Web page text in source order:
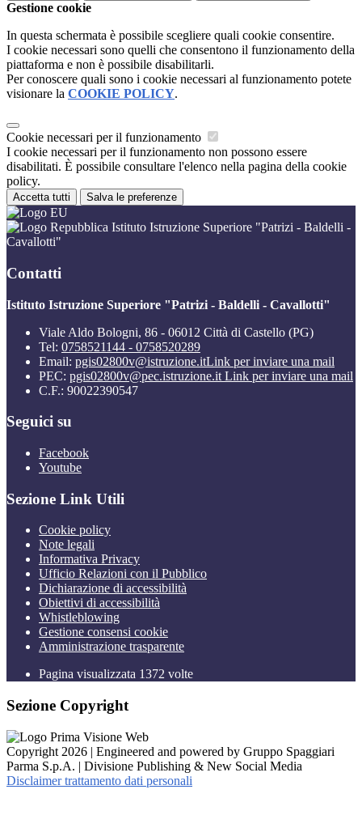
Gestione cookie
In questa schermata è possibile scegliere quali cookie consentire.
I cookie necessari sono quelli che consentono il funzionamento della
piattaforma e non è possibile disabilitarli.
Per conoscere quali sono i cookie necessari al funzionamento potete
visionare la COOKIE POLICY.
Cookie necessari per il funzionamento
I cookie necessari per il funzionamento non possono essere
disabilitati. È possibile consultare l'elenco nella pagina della cookie
policy.
Accetta tutti Salva le preferenze
Istituto Istruzione Superiore "Patrizi - Baldelli -
Cavallotti"
Contatti
Istituto Istruzione Superiore "Patrizi - Baldelli - Cavallotti"
Viale Aldo Bologni, 86 - 06012 Città di Castello (PG)
Tel: 0758521144 - 0758520289
Email: pgis02800v@istruzione.itLink per inviare una mail
PEC: pgis02800v@pec.istruzione.it Link per inviare una mail
C.F.: 90022390547
Seguici su
Facebook
Youtube
Sezione Link Utili
Cookie policy
Note legali
Informativa Privacy
Ufficio Relazioni con il Pubblico
Dichiarazione di accessibilità
Obiettivi di accessibilità
Whistleblowing
Gestione consensi cookie
Amministrazione trasparente
Pagina visualizzata 1372 volte
Sezione Copyright
Copyright 2026 | Engineered and powered by Gruppo Spaggiari
Parma S.p.A. | Divisione Publishing & New Social Media
Disclaimer trattamento dati personali